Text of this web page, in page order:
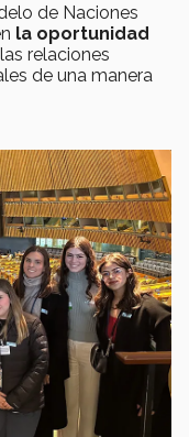
de Naciones
la oportunidad
relaciones
de una manera